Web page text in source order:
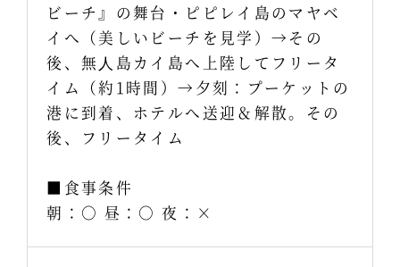
ビーチ』の舞台・ピピレイ島のマヤベ
イへ（美しいビーチを見学）→その
後、無⼈島カイ島へ上陸してフリータ
イム（約1時間）→夕刻：プーケットの
港に到着、ホテルへ送迎＆解散。その
後、フリータイム
■食事条件
朝：○ 昼：○ 夜：×